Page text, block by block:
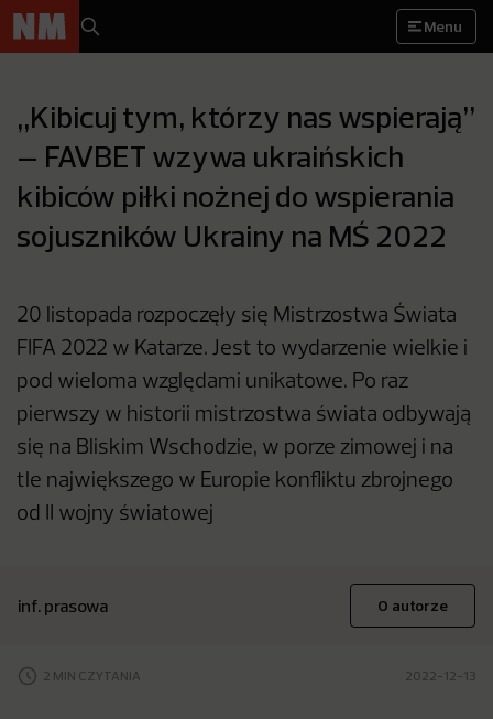
Menu
„Kibicuj tym, którzy nas wspierają”
– FAVBET wzywa ukraińskich
kibiców piłki nożnej do wspierania
sojuszników Ukrainy na MŚ 2022
20 listopada rozpoczęły się Mistrzostwa Świata
FIFA 2022 w Katarze. Jest to wydarzenie wielkie i
pod wieloma względami unikatowe. Po raz
pierwszy w historii mistrzostwa świata odbywają
się na Bliskim Wschodzie, w porze zimowej i na
tle największego w Europie konfliktu zbrojnego
od II wojny światowej
inf. prasowa O autorze
2 MIN CZYTANIA 2022-12-13